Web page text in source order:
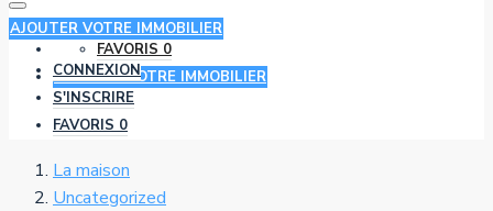
FAVORIS 0
AJOUTER VOTRE IMMOBILIER
AJOUTER VOTRE IMMOBILIER
CONNEXION
S'INSCRIRE
FAVORIS 0
La maison
Uncategorized